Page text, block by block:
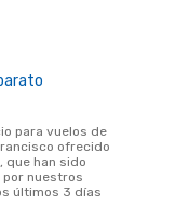
ofrecido
que han sido
nuestros
últimos 3 días